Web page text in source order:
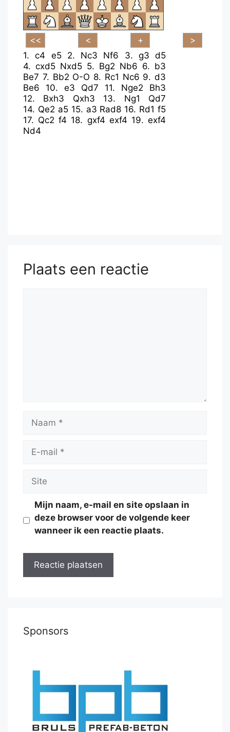
1.c4 e5 2. Nc3 Nf6 3. g3 d5
4. cxd5 Nxd5 5. Bg2 Nb6 6. b3
Be7 7. Bb2 O-O 8. Rc1 Nc6 9. d3
Be6
10. e3 Qd7 11. Nge2
Bh3
12. Bxh3 Qxh3 13. Ng1
Qd7
14. Qe2 a5 15. a3 Rad8 16. Rd1 f5
17. Qc2 f4 18. gxf4 exf4 19.exf4
Nd4
Plaats een reactie
Naam
Site
Mijn naam, e-mail en site opslaan in
deze browser voor de volgende keer
wanneer ik een reactie plaats.
Sponsors